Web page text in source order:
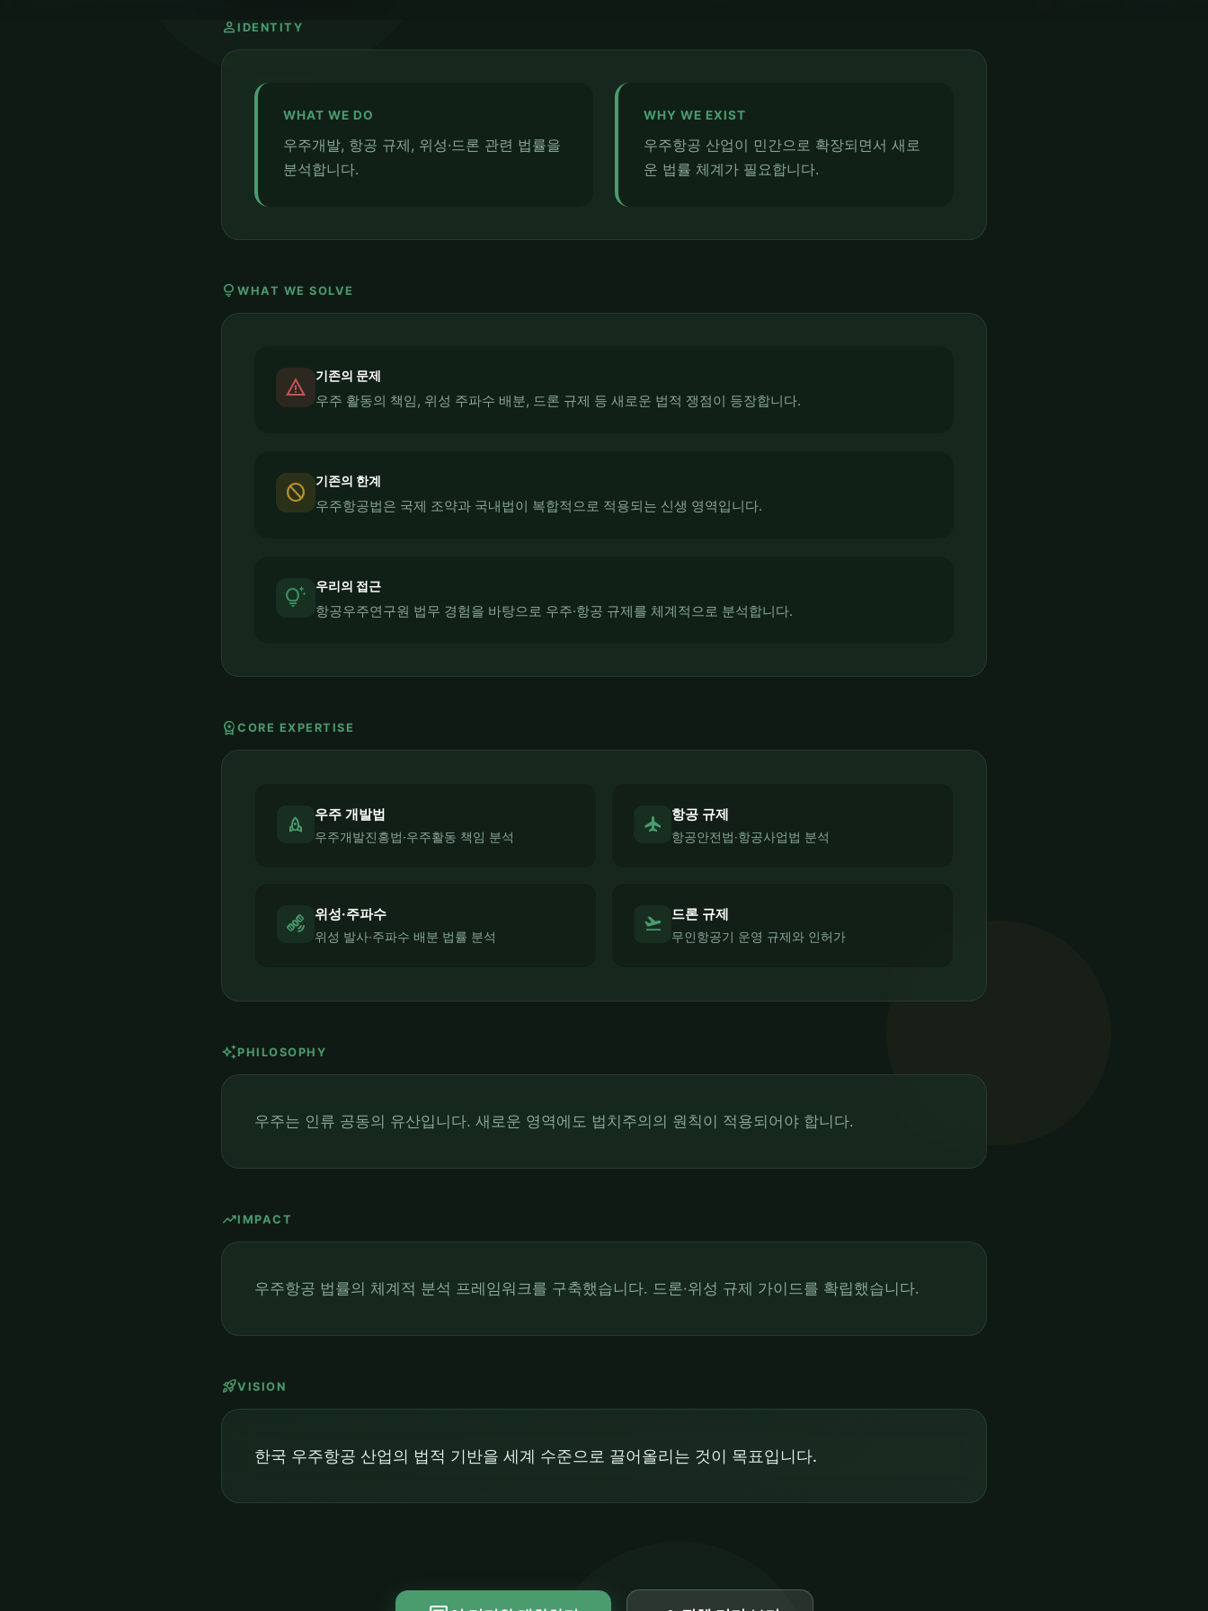
person IDENTITY
WHAT WE DO
우주개발, 항공 규제, 위성·드론 관련 법률을
분석합니다.
WHY WE EXIST
우주항공 산업이 민간으로 확장되면서 새로
운 법률 체계가 필요합니다.
lightbulb WHAT WE SOLVE
report_problem 기존의 문제
우주 활동의 책임, 위성 주파수 배분, 드론 규제 등 새로운 법적 쟁점이 등장합니다.
block 기존의 한계
우주항공법은 국제 조약과 국내법이 복합적으로 적용되는 신생 영역입니다.
tips_and_updates 우리의 접근
항공우주연구원 법무 경험을 바탕으로 우주·항공 규제를 체계적으로 분석합니다.
workspace_premium CORE EXPERTISE
rocket 우주 개발법
우주개발진흥법·우주활동 책임 분석
flight 항공 규제
항공안전법·항공사업법 분석
satellite_alt 위성·주파수
위성 발사·주파수 배분 법률 분석
flight_takeoff 드론 규제
무인항공기 운영 규제와 인허가
auto_awesomePHILOSOPHY
우주는 인류 공동의 유산입니다. 새로운 영역에도 법치주의의 원칙이 적용되어야 합니다.
trending_upIMPACT
우주항공 법률의 체계적 분석 프레임워크를 구축했습니다. 드론·위성 규제 가이드를 확립했습니다.
rocket_launchVISION
한국 우주항공 산업의 법적 기반을 세계 수준으로 끌어올리는 것이 목표입니다.